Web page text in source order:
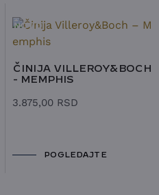
NOVO
ČINIJA VILLEROY&BOCH
- MEMPHIS
3.875,00 RSD
POGLEDAJTE